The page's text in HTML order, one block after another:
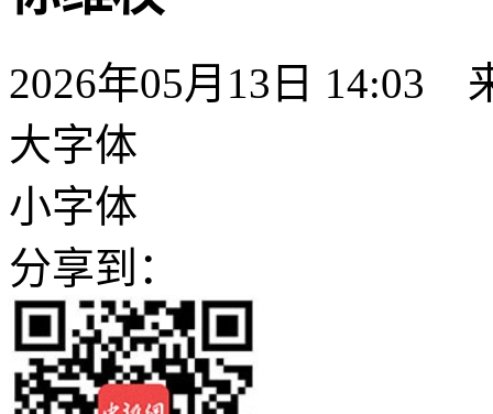
2026年05月13日 14:03
大字体
小字体
分享到：